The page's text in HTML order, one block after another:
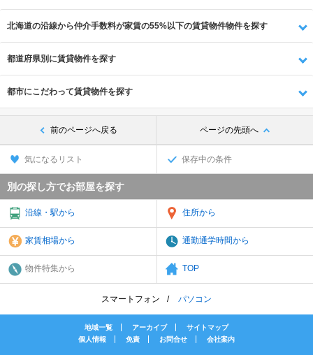
北海道の沿線から仲介手数料が家賃の55%以下の賃貸物件物件を探す
都道府県別に賃貸物件を探す
都市にこだわって賃貸物件を探す
前のページへ戻る ページの先頭へ
気になるリスト 保存中の条件
別の探し方でお部屋を探す
沿線・駅から 住所から
家賃相場から 通勤通学時間から
物件特集から TOP
スマートフォン パソコン
地域一覧 アーカイブ
サイトマップ
個人情報
免責 お問合せ 会社案内